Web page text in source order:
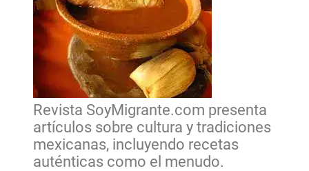
Revista SoyMigrante.com presenta
artículos sobre cultura y tradiciones
mexicanas, incluyendo recetas
auténticas como el menudo.